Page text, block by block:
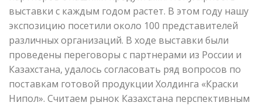
выставки с каждым годом растет. В этом году нашу
экспозицию посетили около 100 представителей
различных организаций. В ходе выставки были
проведены переговоры с партнерами из России и
Казахстана, удалось согласовать ряд вопросов по
поставкам готовой продукции Холдинга «Краски
Нипол». Считаем рынок Казахстана перспективным